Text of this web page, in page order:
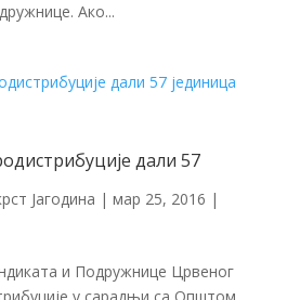
Ако...
дали 57
Јагодина | мар 25, 2016 |
и Подружнице Црвеног